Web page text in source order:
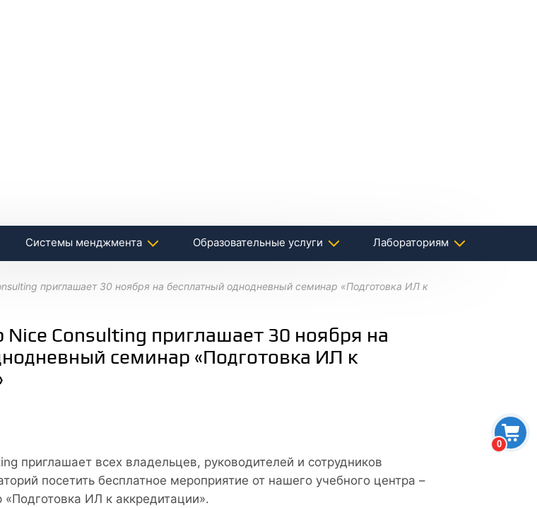
0
Системы менджмента Образовательные услуги Лабораториям
приглашает 30 ноября на бесплатный однодневный семинар «Подготовка ИЛ к
Consulting приглашает 30 ноября на
семинар «Подготовка ИЛ к
приглашает всех владельцев, руководителей и сотрудников
посетить бесплатное мероприятие от нашего учебного центра –
ИЛ к аккредитации».